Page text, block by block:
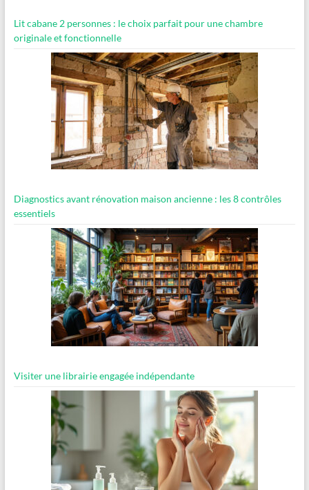
Lit cabane 2 personnes : le choix parfait pour une chambre
originale et fonctionnelle
Diagnostics avant rénovation maison ancienne : les 8 contrôles
essentiels
Visiter une librairie engagée indépendante